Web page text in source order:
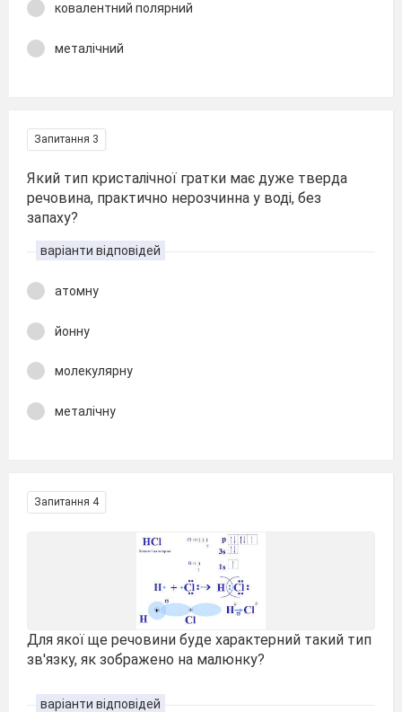
ковалентний полярний
металічний
Запитання 3
Який тип кристалічної гратки має дуже тверда
речовина, практично нерозчинна у воді, без
запаху?
варіанти відповідей
атомну
йонну
молекулярну
металічну
Запитання 4
Для якої ще речовини буде характерний такий тип
зв'язку, як зображено на малюнку?
варіанти відповідей